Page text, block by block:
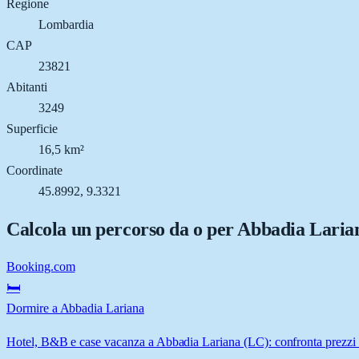
Regione
Lombardia
CAP
23821
Abitanti
3249
Superficie
16,5 km²
Coordinate
45.8992, 9.3321
Calcola un percorso da o perAbbadia
Booking.com
🛏️
Dormire a Abbadia Lariana
Hotel, B&B e case vacanza a Abbadia Lariana (LC): confronta